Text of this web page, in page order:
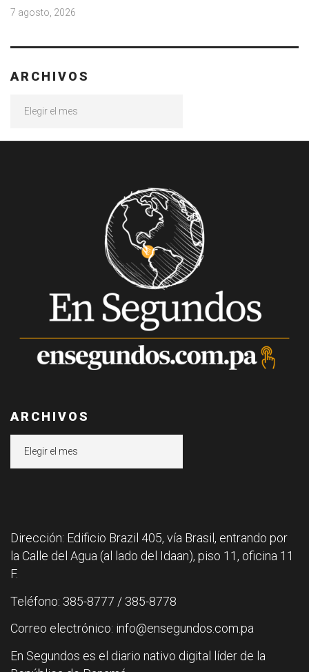
7 agosto, 2026
ARCHIVOS
ARCHIVOS
Dirección: Edificio Brazil 405, vía Brasil, entrando por
la Calle del Agua (al lado del Idaan), piso 11, oficina 11
F.
Teléfono: 385-8777 / 385-8778
Correo electrónico: info@ensegundos.com.pa
En Segundos es el diario nativo digital líder de la